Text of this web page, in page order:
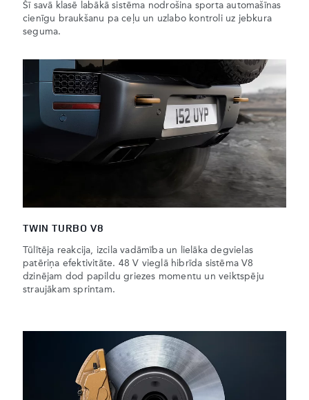
Šī savā klasē labākā sistēma nodrošina sporta automašīnas
cienīgu braukšanu pa ceļu un uzlabo kontroli uz jebkura
seguma.
TWIN TURBO V8
Tūlītēja reakcija, izcila vadāmība un lielāka degvielas
patēriņa efektivitāte. 48 V vieglā hibrīda sistēma V8
dzinējam dod papildu griezes momentu un veiktspēju
straujākam sprintam.